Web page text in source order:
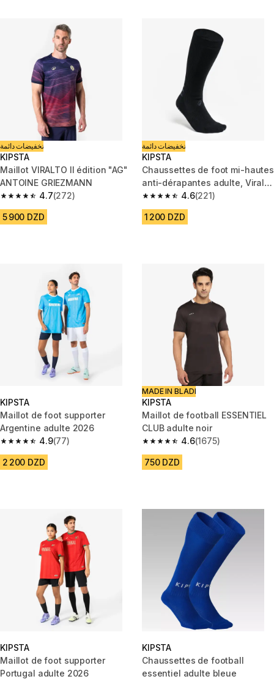
تخفيضات دائمة
KIPSTA
Maillot VIRALTO II édition "AG"
ANTOINE GRIEZMANN
4.7
4.7 out of 5 stars from 272 reviews
(272)
5 900 DZD
تخفيضات دائمة
KIPSTA
Chaussettes de foot mi-hautes
anti-dérapantes adulte, Viralto
II Mid Noire4.6
4.6 out of 5 stars from 221
(221)
1 200 DZD
KIPSTA
Maillot de foot supporter
Argentine adulte 2026
4.9
4.9 out of 5 stars from 77 reviews
(77)
2 200 DZD
MADE IN BLADI
KIPSTA
Maillot de football ESSENTIEL
CLUB adulte noir
4.6
4.6 out of 5 stars from 1675
(1675)
750 DZD
KIPSTA
Maillot de foot supporter
Portugal adulte 2026
KIPSTA
Chaussettes de football
essentiel adulte bleue